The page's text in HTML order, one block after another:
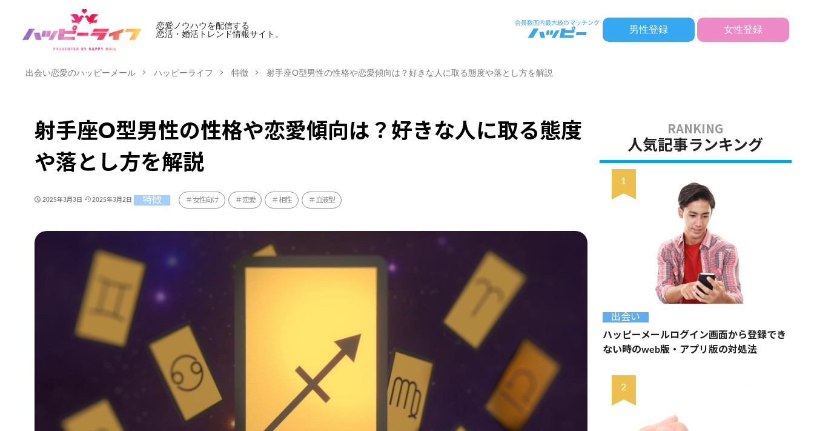
恋愛ノウハウを配信する
恋活・婚活トレンド情報サイト。
男性登録 女性登録
出会い恋愛のハッピーメール ハッピーライフ 特徴 射手座O型男性の性格や恋愛傾向は？好きな人に取る態度や落とし方を解説
射手座O型男性の性格や恋愛傾向は？好きな人に取る態度
や落とし方を解説
2025年3月3日 2025年3月2日 特徴 女性向け 恋愛 相性 血液型
人気記事ランキング
出会い
ハッピーメールログイン画面から登録でき
ない時のweb版・アプリ版の対処法